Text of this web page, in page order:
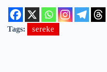
Tags: sereke